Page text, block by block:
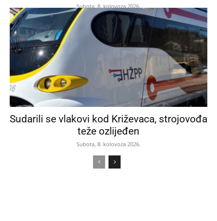
Subota, 8. kolovoza 2026.
Sudarili se vlakovi kod Križevaca, strojovođa
teže ozlijeđen
Subota, 8. kolovoza 2026.